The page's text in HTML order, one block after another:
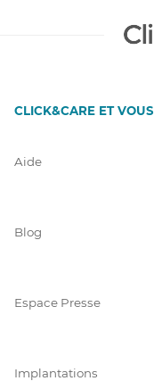
CLICK&CARE ET VOUS
Aide
Blog
Espace Presse
Implantations